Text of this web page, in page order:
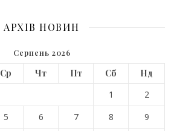
АРХІВ НОВИН
Серпень 2026
Ср Чт Пт Сб
Нд
1
2
5 6 7 8
9